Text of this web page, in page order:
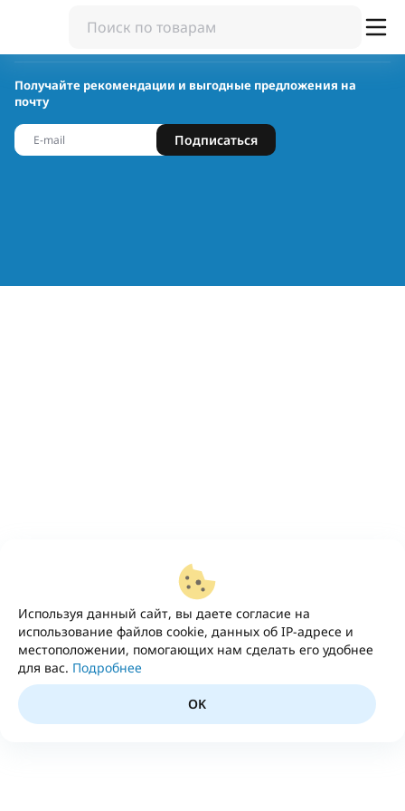
Используя данный сайт, вы даете согласие на
использование файлов cookie, данных об IP-адресе и
местоположении, помогающих нам сделать его удобнее
для вас. Подробнее
OK
Получайте рекомендации и выгодные предложения на
почту
Подписаться